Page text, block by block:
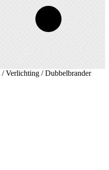
/Verlichting / Dubbelbrander